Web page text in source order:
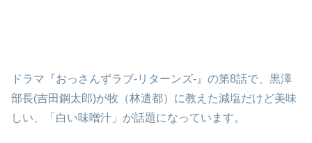
ドラマ『おっさんずラブ-リターンズ-』の第8話で、黒澤
部長(吉田鋼太郎)が牧（林遣都）に教えた減塩だけど美味
しい、「白い味噌汁」が話題になっています。